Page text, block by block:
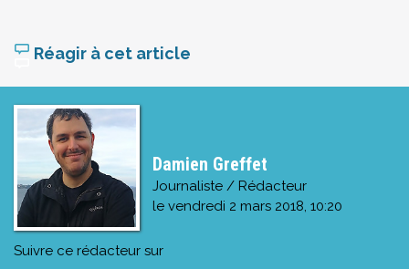
Réagir à cet article
Damien Greffet
Journaliste / Rédacteur
le vendredi 2 mars 2018, 10:20
Suivre ce rédacteur sur